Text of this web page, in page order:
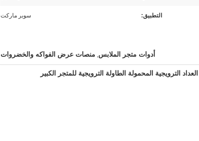
التطبيق: سوبر ماركت
أدوات متجر الملابس, منصات عرض الفواكه والخضروات
الترويجية المحمولة الطاولة الترويجية للمتجر الكبير